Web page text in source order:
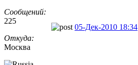
Сообщений:
225
Откуда:
Москва
05-Дек-2010 18:34